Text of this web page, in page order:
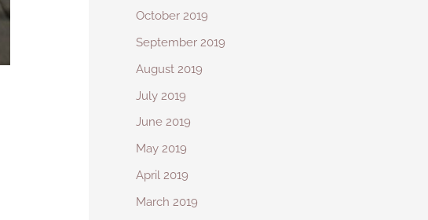
October 2019
September 2019
August 2019
July 2019
June 2019
May 2019
April 2019
March 2019